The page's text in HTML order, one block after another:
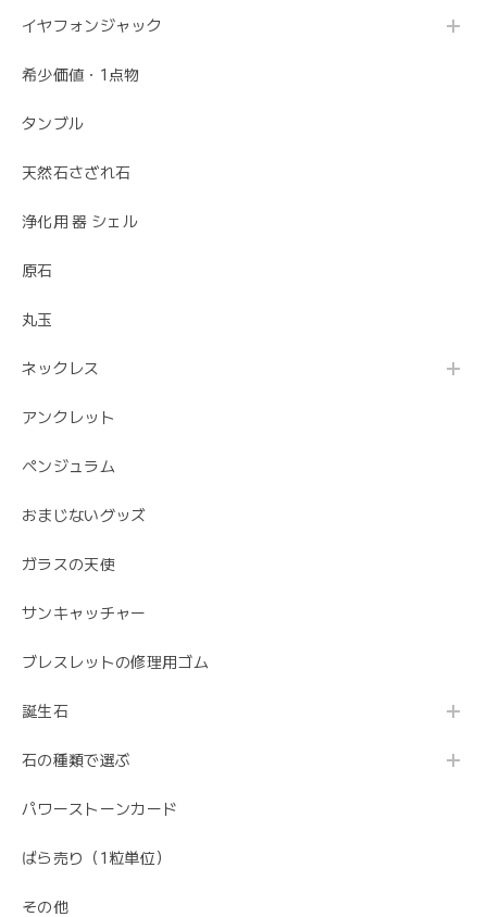
イヤフォンジャック
希少価値・1点物
タンブル
天然石さざれ石
浄化用 器 シェル
原石
丸玉
ネックレス
アンクレット
ペンジュラム
おまじないグッズ
ガラスの天使
サンキャッチャー
ブレスレットの修理用ゴム
誕生石
石の種類で選ぶ
パワーストーンカード
ばら売り（1粒単位）
その他